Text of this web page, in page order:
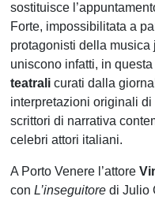
sostituisce
Forte, impossibilitata a
protagonisti della
uniscono infatti, in
teatrali curati dalla
interpretazioni originali
scrittori di narrativa
celebri attori italiani.
A Porto Venere l’attore
conL’inseguitore di Julio